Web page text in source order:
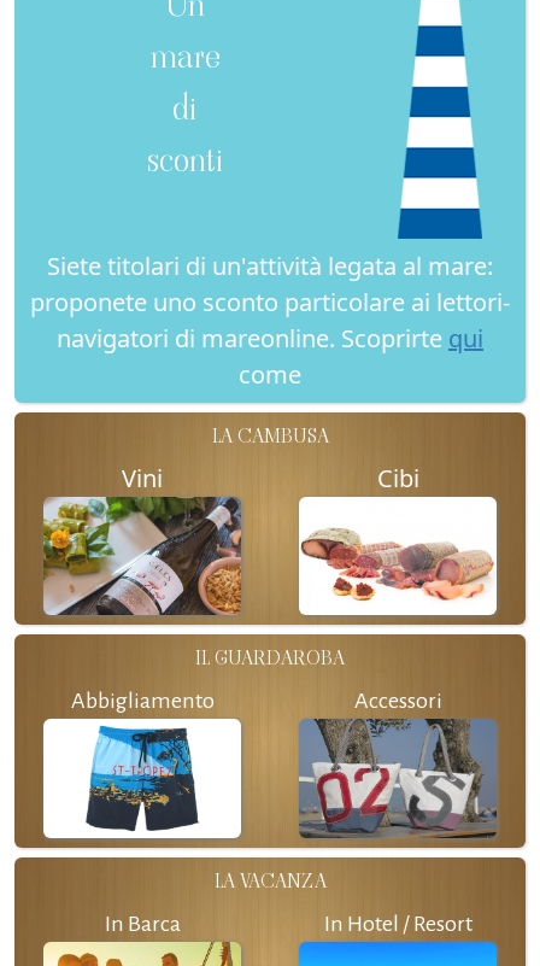
mare
di
sconti
Siete titolari di un'attività legata al mare:
proponete uno sconto particolare ai lettori-
navigatori di mareonline. Scoprirte qui
come
LA CAMBUSA
Vini Cibi
IL GUARDAROBA
Abbigliamento Accessori
LA VACANZA
In Barca In Hotel / Resort